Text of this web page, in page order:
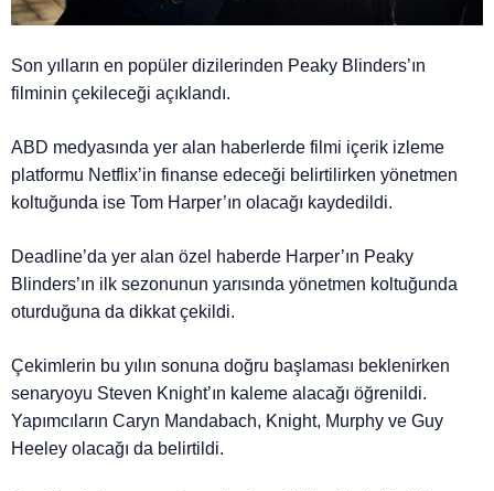
Son yılların en popüler dizilerinden Peaky Blinders’ın
filminin çekileceği açıklandı.
ABD medyasında yer alan haberlerde filmi içerik izleme
platformu Netflix’in finanse edeceği belirtilirken yönetmen
koltuğunda ise Tom Harper’ın olacağı kaydedildi.
Deadline’da yer alan özel haberde Harper’ın Peaky
Blinders’ın ilk sezonunun yarısında yönetmen koltuğunda
oturduğuna da dikkat çekildi.
Çekimlerin bu yılın sonuna doğru başlaması beklenirken
senaryoyu Steven Knight’ın kaleme alacağı öğrenildi.
Yapımcıların Caryn Mandabach, Knight, Murphy ve Guy
Heeley olacağı da belirtildi.